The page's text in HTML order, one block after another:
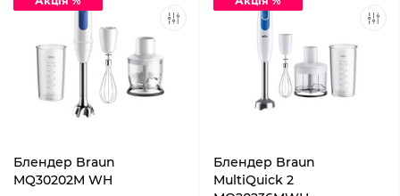
Блендер Braun
MQ30202M WH
Блендер Braun
MultiQuick 2